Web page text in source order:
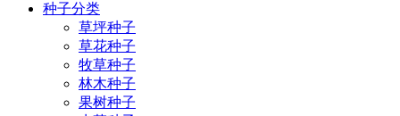
种子分类
草坪种子
草花种子
牧草种子
林木种子
果树种子